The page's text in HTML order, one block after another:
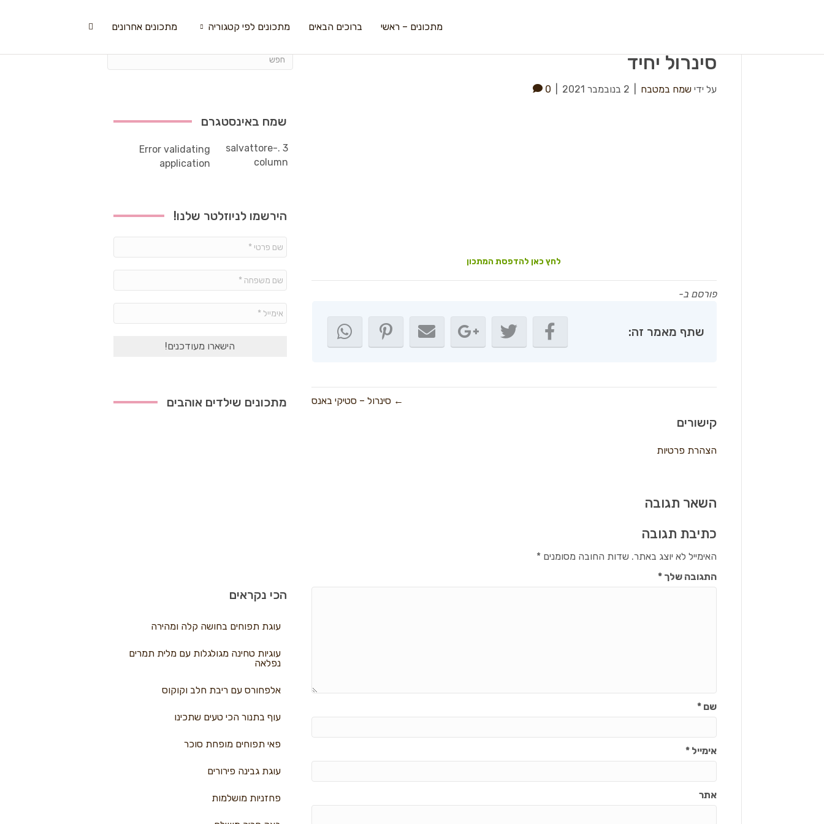
מתכונים – ראשי ברוכים הבאים מתכונים לפי קטגוריה מתכונים אחרונים
סינרול יחיד
על ידי שמח במטבח 2 בנובמבר 2021 0
לחץ כאן להדפסת המתכון
פורסם ב-
שתף מאמר זה:
← סינרול – סטיקי באנס
קישורים
הצהרת פרטיות
השאר תגובה
כתיבת תגובה
האימייל לא יוצג באתר. שדות החובה מסומנים*
התגובה שלך*
שם*
אימייל*
אתר
שמח באינסטגרם
Error validating
application
הירשמו לניוזלטר שלנו!
פרטי
משפחה
*
מתכונים שילדים אוהבים
הכי נקראים
עוגת תפוחים בחושה קלה ומהירה
עוגיות טחינה מגולגלות עם מלית תמרים
נפלאה
אלפחורס עם ריבת חלב וקוקוס
עוף בתנור הכי טעים שתכינו
פאי תפוחים מופחת סוכר
עוגת גבינה פירורים
פחזניות מושלמות